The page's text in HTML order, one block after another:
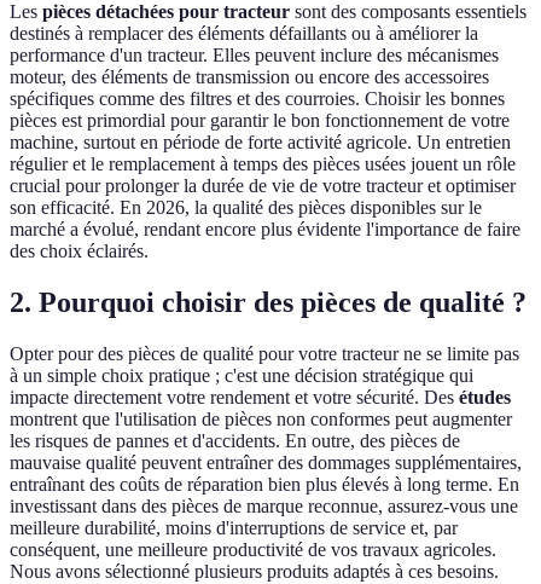
Les pièces détachées pour tracteur sont des composants essentiels
destinés à remplacer des éléments défaillants ou à améliorer la
performance d'un tracteur. Elles peuvent inclure des mécanismes
moteur, des éléments de transmission ou encore des accessoires
spécifiques comme des filtres et des courroies. Choisir les bonnes
pièces est primordial pour garantir le bon fonctionnement de votre
machine, surtout en période de forte activité agricole. Un entretien
régulier et le remplacement à temps des pièces usées jouent un rôle
crucial pour prolonger la durée de vie de votre tracteur et optimiser
son efficacité. En 2026, la qualité des pièces disponibles sur le
marché a évolué, rendant encore plus évidente l'importance de faire
des choix éclairés.
2. Pourquoi choisir des pièces de qualité ?
Opter pour des pièces de qualité pour votre tracteur ne se limite pas
à un simple choix pratique ; c'est une décision stratégique qui
impacte directement votre rendement et votre sécurité. Des études
montrent que l'utilisation de pièces non conformes peut augmenter
les risques de pannes et d'accidents. En outre, des pièces de
mauvaise qualité peuvent entraîner des dommages supplémentaires,
entraînant des coûts de réparation bien plus élevés à long terme. En
investissant dans des pièces de marque reconnue, assurez-vous une
meilleure durabilité, moins d'interruptions de service et, par
conséquent, une meilleure productivité de vos travaux agricoles.
Nous avons sélectionné plusieurs produits adaptés à ces besoins.